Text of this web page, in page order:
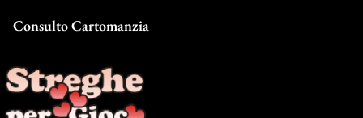
Consulto Cartomanzia